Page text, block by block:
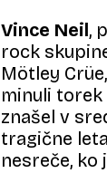
Vince Neil,
rock
Mötley
minuli torek
znašel v
tragične
nesreče, ko